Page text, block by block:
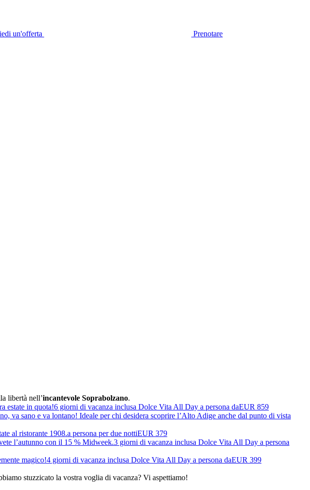
un'offerta Prenotare
libertà nell’incantevole Soprabolzano.
estate in quota!6 giorni di vacanza inclusa Dolce Vita All Day a persona daEUR 859
va sano e va lontano! Ideale per chi desidera scoprire l’Alto Adige anche dal punto di vista
al ristorante 1908.a persona per due nottiEUR 379
l’autunno con il 15 % Midweek.3 giorni di vacanza inclusa Dolce Vita All Day a persona
magico!4 giorni di vacanza inclusa Dolce Vita All Day a persona daEUR 399
stuzzicato la vostra voglia di vacanza? Vi aspettiamo!